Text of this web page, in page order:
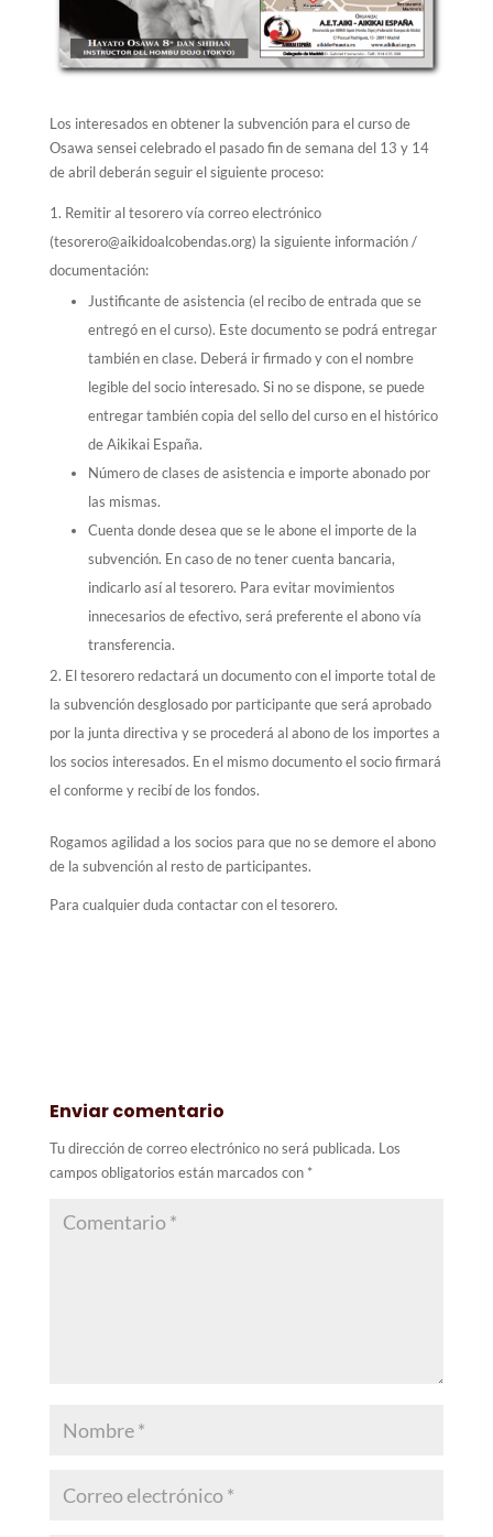
Los interesados en obtener la subvención para el curso de
Osawa sensei celebrado el pasado fin de semana del 13 y 14
de abril deberán seguir el siguiente proceso:
Remitir al tesorero vía correo electrónico
(tesorero@aikidoalcobendas.org) la siguiente información /
documentación:
Justificante de asistencia (el recibo de entrada que se
entregó en el curso). Este documento se podrá entregar
también en clase. Deberá ir firmado y con el nombre
legible del socio interesado. Si no se dispone, se puede
entregar también copia del sello del curso en el histórico
de Aikikai España.
Número de clases de asistencia e importe abonado por
las mismas.
Cuenta donde desea que se le abone el importe de la
subvención. En caso de no tener cuenta bancaria,
indicarlo así al tesorero. Para evitar movimientos
innecesarios de efectivo, será preferente el abono vía
transferencia.
El tesorero redactará un documento con el importe total de
la subvención desglosado por participante que será aprobado
por la junta directiva y se procederá al abono de los importes a
los socios interesados. En el mismo documento el socio firmará
el conforme y recibí de los fondos.
Rogamos agilidad a los socios para que no se demore el abono
de la subvención al resto de participantes.
Para cualquier duda contactar con el tesorero.
Enviar comentario
Tu dirección de correo electrónico no será publicada. Los
campos obligatorios están marcados con *